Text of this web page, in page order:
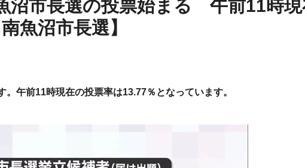
市長選の投票始まる 午前11時現
魚沼市長選】
午前11時現在の投票率は13.77％となっています。